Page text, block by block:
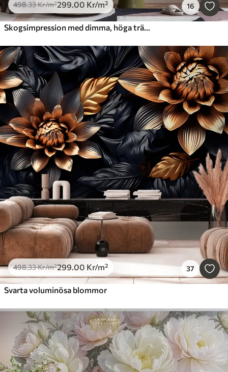
498.33Kr/m²299.00 Kr/m² 16
Skogsimpression med dimma, höga träd och en stig
498.33Kr/m²299.00 Kr/m² 37
Svarta voluminösa blommor